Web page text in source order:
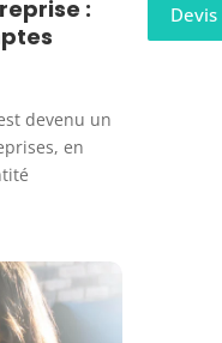
:
devenu un
en